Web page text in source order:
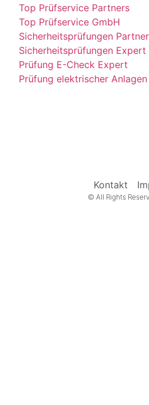
Top Prüfservice Partners
Top Prüfservice GmbH
Sicherheitsprüfungen
Sicherheitsprüfungen Expert
Prüfung E-Check Expert
Prüfung elektrischer Anlagen
Kontakt
© All Rights